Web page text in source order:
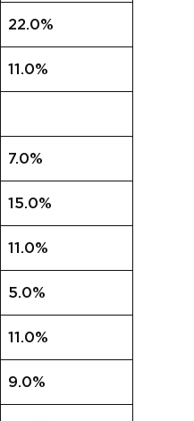
22.0%
11.0%
7.0%
15.0%
11.0%
5.0%
11.0%
9.0%